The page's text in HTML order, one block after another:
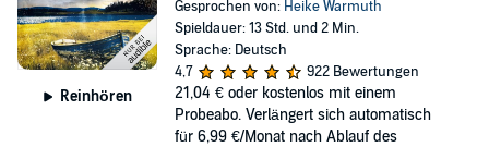
Reinhören
Gesprochen von: Heike Warmuth
Spieldauer: 13 Std. und 2 Min.
Sprache: Deutsch
4,7
922 Bewertungen
21,04 € oder kostenlos mit einem
Probeabo. Verlängert sich automatisch
für 6,99 €/Monat nach Ablauf des